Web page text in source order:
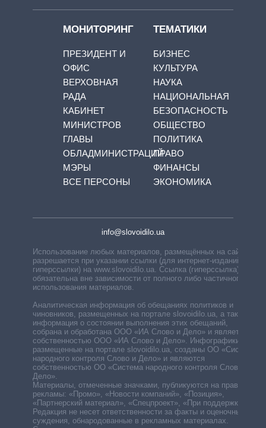
МОНИТОРИНГ
ПРЕЗИДЕНТ И
ОФИС
ВЕРХОВНАЯ
РАДА
КАБИНЕТ
МИНИСТРОВ
ГЛАВЫ
ОБЛАДМИНИСТРАЦИЙ
МЭРЫ
ВСЕ ПЕРСОНЫ
ТЕМАТИКИ
БИЗНЕС
КУЛЬТУРА
НАУКА
НАЦИОНАЛЬНАЯ
БЕЗОПАСНОСТЬ
ОБЩЕСТВО
ПОЛИТИКА
ПРАВО
ФИНАНСЫ
ЭКОНОМИКА
info@slovoidilo.ua
Использование любых материалов, размещённых на сайте,
разрешается при указании ссылки (для интернет-изданий —
гиперссылки) на www.slovoidilo.ua. Ссылка (гиперссылка)
обязательна вне зависимости от полного либо частичного
использования материалов.
Аналитическая информация об обещаниях политиков и
чиновников, размещенных на портале slovoidilo.ua, а также
информация о состоянии выполнения этих обещаний,
собрана и обработана ООО «ИА Слово и Дело» и является
собственностью ООО «ИА Слово и Дело». Инфографики,
размещенные на портале slovoidilo.ua, созданы ОО «Система
народного контроля Слово и Дело» и являются
собственностью ОО «Система народного контроля Слово и
Дело».
Материалы, отмеченные значками, публикуются на правах
рекламы: «Промо», «Новости компаний», «Позиция»,
«Партнерский материал», «Спецпроект», «При поддержке».
Редакция не несет ответственности за факты и оценочные
суждения, обнародованные в рекламных материалах.